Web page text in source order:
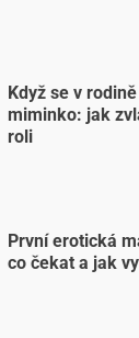
Když se v
miminko: jak
roli
První erotická
co čekat a jak